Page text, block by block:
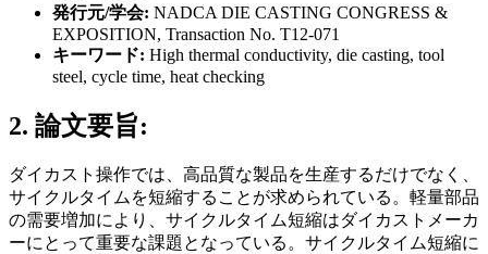
発行元/学会: NADCA DIE CASTING CONGRESS &
EXPOSITION, Transaction No. T12-071
キーワード: High thermal conductivity, die casting, tool
steel, cycle time, heat checking
2. 論文要旨:
ダイカスト操作では、高品質な製品を生産するだけでなく、
サイクルタイムを短縮することが求められている。軽量部品
の需要増加により、サイクルタイム短縮はダイカストメーカ
ーにとって重要な課題となっている。サイクルタイム短縮に